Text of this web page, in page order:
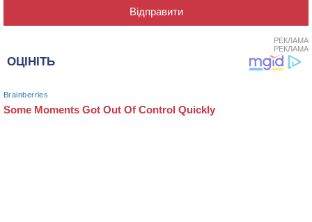
РЕКЛАМА
РЕКЛАМА